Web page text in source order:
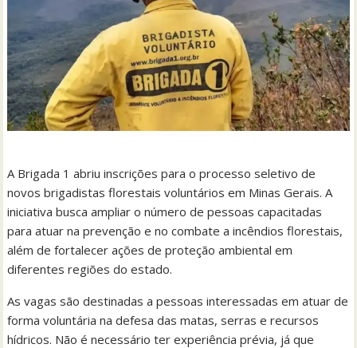
A Brigada 1 abriu inscrições para o processo seletivo de
novos brigadistas florestais voluntários em Minas Gerais. A
iniciativa busca ampliar o número de pessoas capacitadas
para atuar na prevenção e no combate a incêndios florestais,
além de fortalecer ações de proteção ambiental em
diferentes regiões do estado.
As vagas são destinadas a pessoas interessadas em atuar de
forma voluntária na defesa das matas, serras e recursos
hídricos. Não é necessário ter experiência prévia, já que